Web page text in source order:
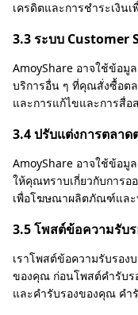
เครดิตและการชำระเงิน
3.3 ระบบ Customer
AmoyShare อาจใช้ข้อ
บริการอื่น ๆ ที่คุณสั่งซื้อ
และการแก้ไขและการสื่
3.4 ปรับแต่งการตลา
AmoyShare อาจใช้ข้อ
ให้คุณทราบเกี่ยวกับการ
เพื่อโฆษณาผลิตภัณฑ์และ
3.5 โพสต์ข้อความรับ
เราโพสต์ข้อความรับรอง
ของคุณ ก่อนโพสต์คำรับร
และคำรับรองของคุณ คำ